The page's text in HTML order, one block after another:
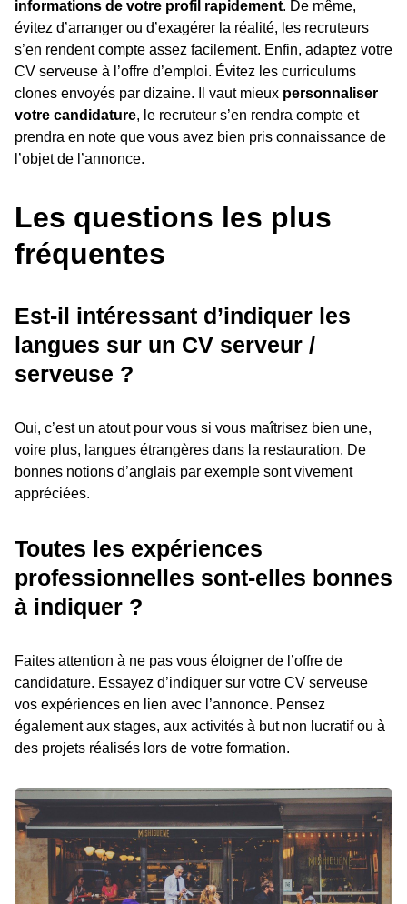
informations de votre profil rapidement. De même,
évitez d’arranger ou d’exagérer la réalité, les recruteurs
s’en rendent compte assez facilement. Enfin, adaptez votre
CV serveuse à l’offre d’emploi. Évitez les curriculums
clones envoyés par dizaine. Il vaut mieux personnaliser
votre candidature, le recruteur s’en rendra compte et
prendra en note que vous avez bien pris connaissance de
l’objet de l’annonce.
Les questions les plus
fréquentes
Est-il intéressant d’indiquer les
langues sur un CV serveur /
serveuse ?
Oui, c’est un atout pour vous si vous maîtrisez bien une,
voire plus, langues étrangères dans la restauration. De
bonnes notions d’anglais par exemple sont vivement
appréciées.
Toutes les expériences
professionnelles sont-elles bonnes
à indiquer ?
Faites attention à ne pas vous éloigner de l’offre de
candidature. Essayez d’indiquer sur votre CV serveuse
vos expériences en lien avec l’annonce. Pensez
également aux stages, aux activités à but non lucratif ou à
des projets réalisés lors de votre formation.